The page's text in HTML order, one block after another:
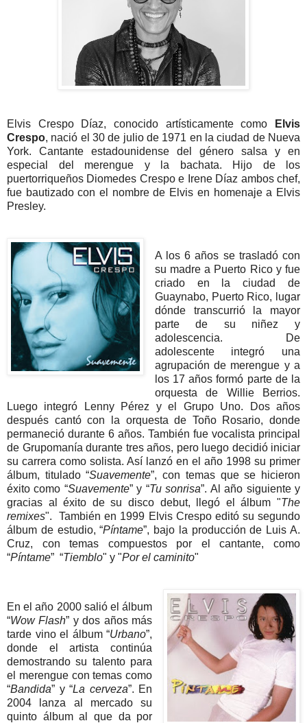
Elvis Crespo Díaz, conocido artísticamente como
Elvis
Crespo, nació el 30 de julio de 1971 en la ciudad de Nueva
York. Cantante estadounidense del género salsa y en
especial del merengue y la bachata. Hijo de los
puertorriqueños Diomedes Crespo e Irene Díaz ambos chef,
fue bautizado con el nombre de Elvis en homenaje a Elvis
Presley.​
A los 6 años se trasladó con
su madre a Puerto Rico y fue
criado en la ciudad de
Guaynabo, Puerto Rico, lugar
dónde transcurrió la mayor
parte de su niñez y
adolescencia. De
adolescente integró una
agrupación de merengue y a
los 17 años formó parte de la
orquesta de Willie Berrios.
Luego integró Lenny Pérez y el Grupo Uno. Dos años
después cantó con la orquesta de Toño Rosario, donde
permaneció durante 6 años. También fue vocalista principal
de Grupomanía durante tres años, pero luego decidió iniciar
su carrera como solista. Así lanzó en el año 1998 su primer
álbum, titulado “Suavemente”, con temas que se hicieron
éxito como “Suavemente” y “Tu sonrisa”. Al año siguiente y
gracias al éxito de su disco debut, llegó el álbum "The
remixes". También en 1999 Elvis Crespo editó su segundo
álbum de estudio, “Píntame”, bajo la producción de Luis A.
Cruz, con temas compuestos por el cantante, como
“Píntame” “Tiemblo" y "Por el caminito"
En el año 2000 salió el álbum
“Wow Flash” y dos años más
tarde vino el álbum “Urbano”,
donde el artista continúa
demostrando su talento para
el merengue con temas como
“Bandida” y “La cerveza”. En
2004 lanza al mercado su
quinto álbum al que da por